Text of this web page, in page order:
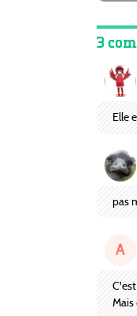
3
Elle
pas
A
Mais